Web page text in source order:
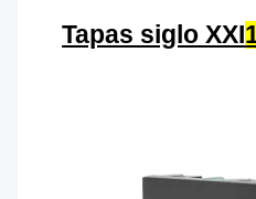
Tapas siglo XXI